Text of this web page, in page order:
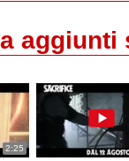
aggiunti
2:25